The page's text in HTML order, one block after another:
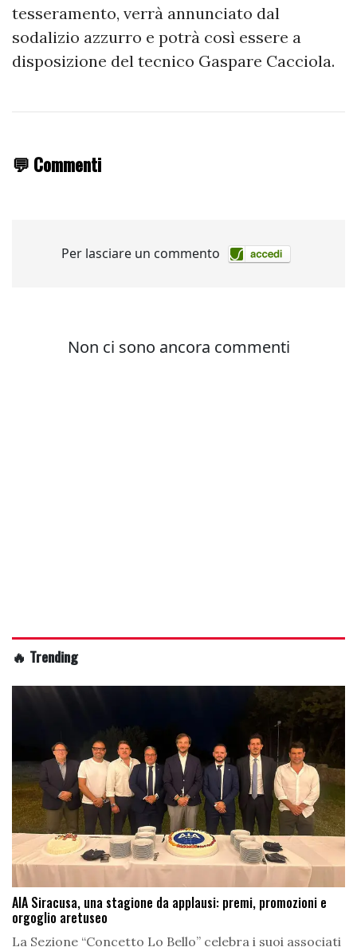
tesseramento, verrà annunciato dal
sodalizio azzurro e potrà così essere a
disposizione del tecnico Gaspare Cacciola.
💬 Commenti
🔥 Trending
AIA Siracusa, una stagione da applausi: premi, promozioni e
orgoglio aretuseo
La Sezione “Concetto Lo Bello” celebra i suoi associati